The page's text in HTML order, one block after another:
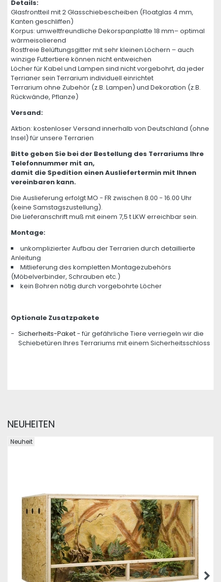
Details:
Glasfrontteil mit 2 Glasschiebescheiben (Floatglas 4 mm,
Kanten geschliffen)
Korpus: umweltfreundliche Dekorspanplatte 18 mm– optimal
wärmeisolierend
Rostfreie Belüftungsgitter mit sehr kleinen Löchern – auch
winzige Futtertiere können nicht entweichen
Löcher für Kabel und Lampen sind nicht vorgebohrt, da jeder
Terrianer sein Terrarium individuell einrichtet
Terrarium ohne Zubehör (z.B. Lampen) und Dekoration (z.B.
Rückwände, Pflanze)
Versand:
Aktion: kostenloser Versand innerhalb von Deutschland (ohne
Insel) für unsere Terrarien
Bitte geben Sie bei der Bestellung des Terrariums Ihre
Telefonnummer mit an,
damit die Spedition einen Ausliefertermin mit Ihnen
vereinbaren kann.
Die Auslieferung erfolgt MO - FR zwischen 8.00 - 16.00 Uhr
(keine Samstagszustellung).
Die Lieferanschrift muß mit einem 7,5 t LKW erreichbar sein.
Montage:
unkomplizierter Aufbau der Terrarien durch detaillierte
Anleitung
Mitlieferung des kompletten Montagezubehörs
(Möbelverbinder, Schrauben etc.)
kein Bohren nötig durch vorgebohrte Löcher
Optionale Zusatzpakete
- Sicherheits-Paket- für gefährliche Tiere verriegeln wir die
Schiebetüren Ihres Terrariums mit einem Sicherheitsschloss
NEUHEITEN
Neuheit